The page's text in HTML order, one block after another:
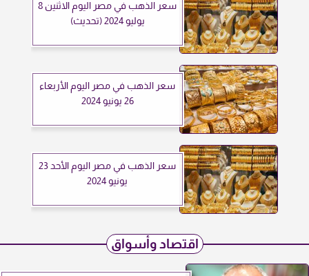
سعر الذهب في مصر اليوم الاثنين 8
يوليو 2024 (تحديث)
سعر الذهب في مصر اليوم الأربعاء
26 يونيو 2024
سعر الذهب في مصر اليوم الأحد 23
يونيو 2024
اقتصاد وأسواق